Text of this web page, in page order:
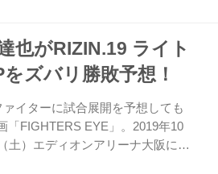
対戦カード ≫ 見所解説 ≫ 関連動
≫ FIGHTERS EYE／ファイタ
試合予想 ≫ 出場選手インタビュ
ト級GP2019出場選手 ダイジェス
ライト級GP2019オリジナルポス
也がRIZIN.19 ライト
ズバリ勝敗予想！
ァイターに試合展開を予想しても
「FIGHTERS EYE」。2019年10
土）エディオンアリーナ大阪にて